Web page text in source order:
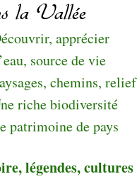
la Vallée
apprécier
source de vie
chemins, relief
riche biodiversité
patrimoine de pays
légendes, cultures